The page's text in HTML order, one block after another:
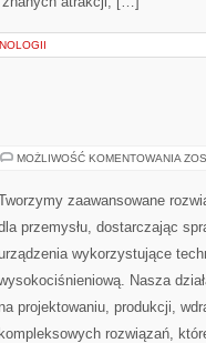
MOŻLIWOŚĆ KOMENTOWANIA
zaawansowane
przemysłu, dostarczając
wykorzystujące
Nasza
na projektowaniu, produkcji,
kompleksowych rozwiązań,